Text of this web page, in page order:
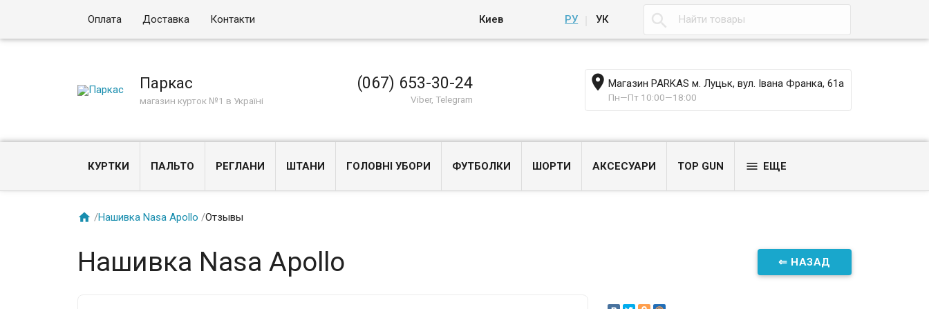
Киев РУ УК
Оплата Доставка Контакти 
Паркас
магазин курток №1 в Україні
(067) 653-30-24
Viber, Telegram
 Магазин PARKAS м. Луцьк, вул. Івана Франка, 61а
Пн—Пт 10:00—18:00
КУРТКИ ПАЛЬТО РЕГЛАНИ ШТАНИ ГОЛОВНІ УБОРИ ФУТБОЛКИ ШОРТИ АКСЕСУАРИ TOP GUN  ЕЩЕ
 /Нашивка Nasa Apollo /Отзывы
⇐ НАЗАД
Нашивка Nasa Apollo